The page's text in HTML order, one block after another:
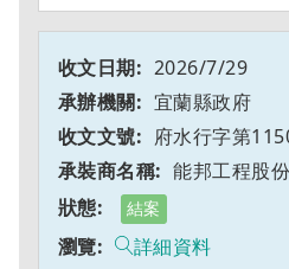
2026/7/29
宜蘭縣政府
府水行字第
能邦工程股
結案
詳細資料